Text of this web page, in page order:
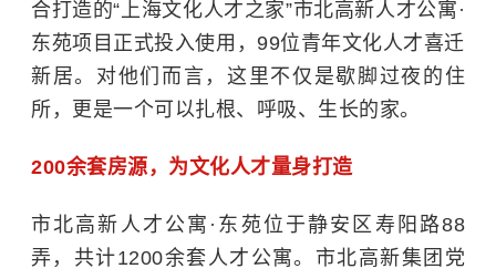
合打造的“上海文化人才之家”市北高新人才公寓·
东苑项目正式投入使用，99位青年文化人才喜迁
新居。对他们而言，这里不仅是歇脚过夜的住
所，更是一个可以扎根、呼吸、生长的家。
200余套房源，为文化人才量身打造
市北高新人才公寓 ·东苑位于静安区寿阳路88
弄，共计1200余套人才公寓。市北高新集团党